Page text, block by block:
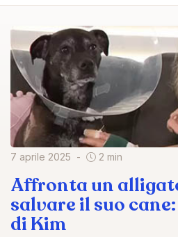
7 aprile 2025 2 min
Affronta un
salvare il suo
di Kim